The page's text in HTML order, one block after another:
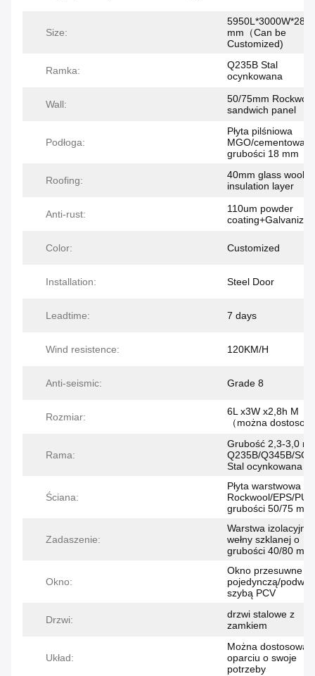
Size:
mm（Can be
Customized)
Ramka:
Q235B Stal
ocynkowana
Wall:
50/75mm Rockwool
sandwich panel
Podłoga:
Płyta pilśniowa
MGO/cementowa o
grubości 18 mm
Roofing:
40mm glass wool
insulation layer
Anti-rust:
110um powder
coating+Galvanized
Color: Customized
Installation: Steel Door
Leadtime: 7 days
Wind resistence: 120KM/H
Anti-seismic: Grade 8
Rozmiar:
6L x3W x2,8h M
（można
Rama:
Grubość 2,3-3,0
Q235B/Q345B/
Stal ocynkowana
Ściana:
Płyta warstwowa
Rockwool/EPS/PU
grubości 50/75 mm
Zadaszenie:
Warstwa izolacyjna
wełny szklanej o
grubości 40/80 mm
Okno:
Okno przesuwne z
pojedynczą/
szybą PCV
Drzwi:
drzwi stalowe z
zamkiem
Układ:
Można dostosować
oparciu o swoje
potrzeby